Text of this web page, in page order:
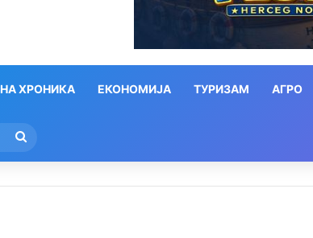
ХРОНИКА ЕКОНОМИЈА ТУРИЗАМ АГРО
за